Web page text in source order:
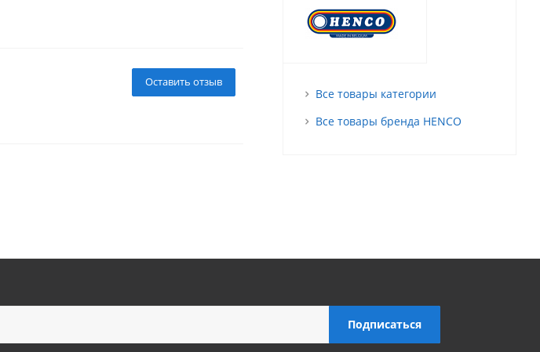
Оставить отзыв
Все товары категории
Все товары бренда HENCO